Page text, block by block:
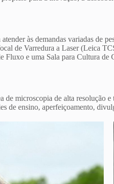
às demandas variadas de
de Varredura a Laser (Leica
e uma Sala para Cultura de
microscopia de alta resolução
de ensino, aperfeiçoamento,